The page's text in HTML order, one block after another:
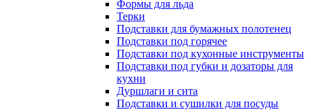
Формы для льда
Терки
Подставки для бумажных полотенец
Подставки под горячее
Подставки под кухонные инструменты
Подставки под губки и дозаторы для
кухни
Дуршлаги и сита
Подставки и сушилки для посуды